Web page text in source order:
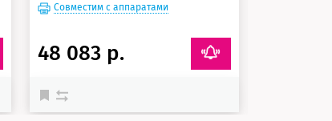
Совместим с аппаратами
48 083 р.